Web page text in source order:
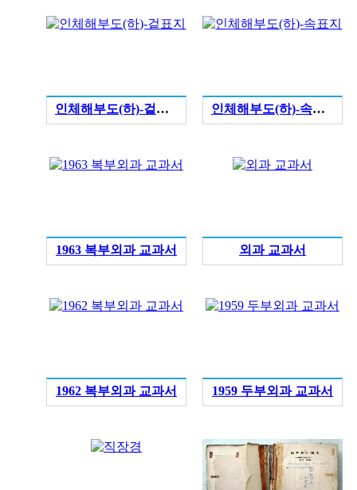
인체해부도(하)-겉표지 인체해부도(하)-속표지
1963 복부외과 교과서 외과 교과서
1962 복부외과 교과서 1959 두부외과 교과서